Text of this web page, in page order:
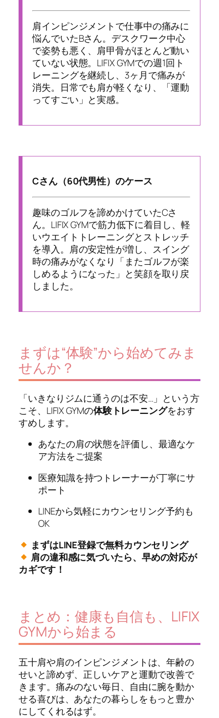
肩インピンジメントで仕事中の痛みに
悩んでいたBさん。デスクワーク中心
で姿勢も悪く、肩甲骨がほとんど動い
ていない状態。LIFIX GYMでの週1回ト
レーニングを継続し、3ヶ月で痛みが
消失。日常でも肩が軽くなり、「運動
ってすごい」と実感。
Cさん（60代男性）のケース
趣味のゴルフを諦めかけていたCさ
ん。LIFIX GYMで筋力低下に着目し、軽
いウエイトトレーニングとストレッチ
を導入。肩の安定性が増し、スイング
時の痛みがなくなり「またゴルフが楽
しめるようになった」と笑顔を取り戻
しました。
まずは“体験”から始めてみま
せんか？
「いきなりジムに通うのは不安…」という方
こそ、LIFIX GYMの体験トレーニングをおす
すめします。
あなたの肩の状態を評価し、最適なケ
ア方法をご提案
医療知識を持つトレーナーが丁寧にサ
ポート
LINEから気軽にカウンセリング予約も
OK
まずはLINE登録で無料カウンセリング
肩の違和感に気づいたら、早めの対応が
カギです！
まとめ：健康も自信も、LIFIX
GYMから始まる
五十肩や肩のインピンジメントは、年齢の
せいと諦めず、正しいケアと運動で改善で
きます。痛みのない毎日、自由に腕を動か
せる喜びは、あなたの暮らしをもっと豊か
にしてくれるはず。